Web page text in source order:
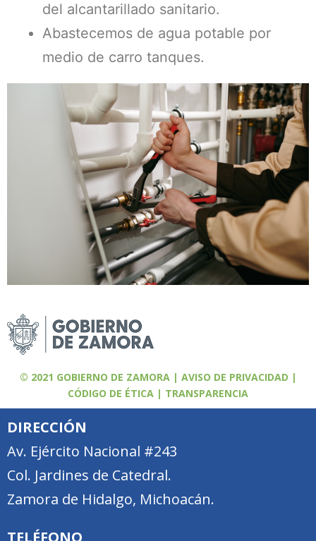
del alcantarillado sanitario.
Abastecemos de agua potable por
medio de carro tanques.
© 2021 GOBIERNO DE ZAMORA | AVISO DE PRIVACIDAD |
CÓDIGO DE ÉTICA | TRANSPARENCIA
DIRECCIÓN
Av. Ejército Nacional #243
Col. Jardines de Catedral.
Zamora de Hidalgo, Michoacán.
TELÉFONO